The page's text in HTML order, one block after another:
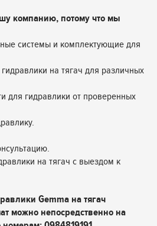
компанию, потому что мы
системы и комплектующие для
на тягач для различных
для гидравлики от проверенных
на тягач с выездом к
Gemma на тягач
можно непосредственно на